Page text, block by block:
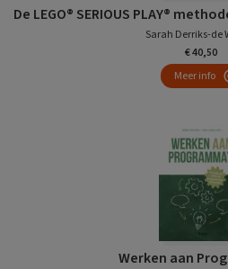
De LEGO® SERIOUS PLAY®
Sarah Derriks-de
€ 40,50
Meer info
Werken aan